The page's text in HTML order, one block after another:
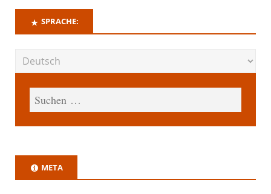
SPRACHE:
META